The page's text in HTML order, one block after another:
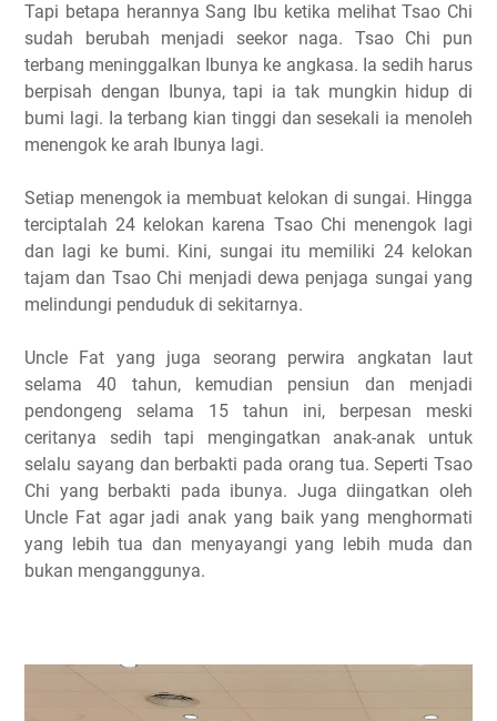
Tapi betapa herannya Sang Ibu ketika melihat Tsao Chi
sudah berubah menjadi seekor naga. Tsao Chi pun
terbang meninggalkan Ibunya ke angkasa. Ia sedih harus
berpisah dengan Ibunya, tapi ia tak mungkin hidup di
bumi lagi. Ia terbang kian tinggi dan sesekali ia menoleh
menengok ke arah Ibunya lagi.
Setiap menengok ia membuat kelokan di sungai. Hingga
terciptalah 24 kelokan karena Tsao Chi menengok lagi
dan lagi ke bumi. Kini, sungai itu memiliki 24 kelokan
tajam dan Tsao Chi menjadi dewa penjaga sungai yang
melindungi penduduk di sekitarnya.
Uncle Fat yang juga seorang perwira angkatan laut
selama 40 tahun, kemudian pensiun dan menjadi
pendongeng selama 15 tahun ini, berpesan meski
ceritanya sedih tapi mengingatkan anak-anak untuk
selalu sayang dan berbakti pada orang tua. Seperti Tsao
Chi yang berbakti pada ibunya. Juga diingatkan oleh
Uncle Fat agar jadi anak yang baik yang menghormati
yang lebih tua dan menyayangi yang lebih muda dan
bukan menganggunya.